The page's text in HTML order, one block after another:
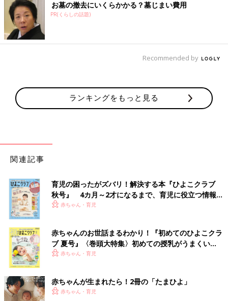
お墓の撤去にいくらかかる？墓じまい費用
PR(くらしの話題)
Recommended by
ランキングをもっと見る
関連記事
育児の困ったがズバリ！解決する本『ひよこクラブ
秋号』 4カ月～2才になるまで、育児に役立つ情報が
いっぱい！
赤ちゃん・育児
赤ちゃんのお世話まるわかり！『初めてのひよこクラ
ブ 夏号』〈巻頭大特集〉初めての授乳がうまくい
く！ おっぱい・ミルクの基本と夏のトラブル 解決テ
赤ちゃん・育児
赤ちゃんが生まれたら！2冊の「たまひよ」
赤ちゃん・育児